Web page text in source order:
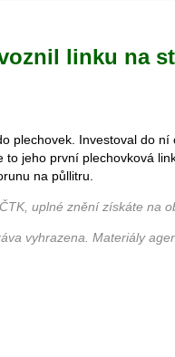
linku na
plechovek. Investoval do ní
jeho první plechovková
na půllitru.
uplné znění získáte na
vyhrazena. Materiály